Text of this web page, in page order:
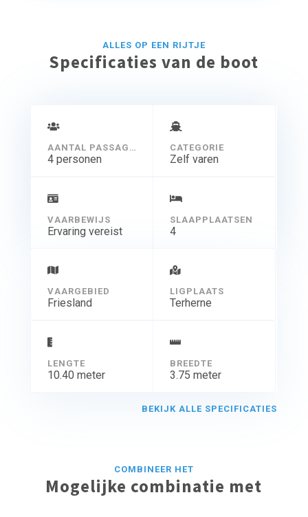
Zonder ervaring is een vaarinstructie verplicht
ALLES OP EEN RIJTJE
Specificaties van de boot
AANTAL PASSAGIERS
4 personen
CATEGORIE
Zelf varen
VAARBEWIJS
Ervaring vereist
SLAAPPLAATSEN
4
VAARGEBIED
Friesland
LIGPLAATS
Terherne
LENGTE
10.40 meter
BREEDTE
3.75 meter
BEKIJK ALLE SPECIFICATIES
COMBINEER HET
Mogelijke combinatie met